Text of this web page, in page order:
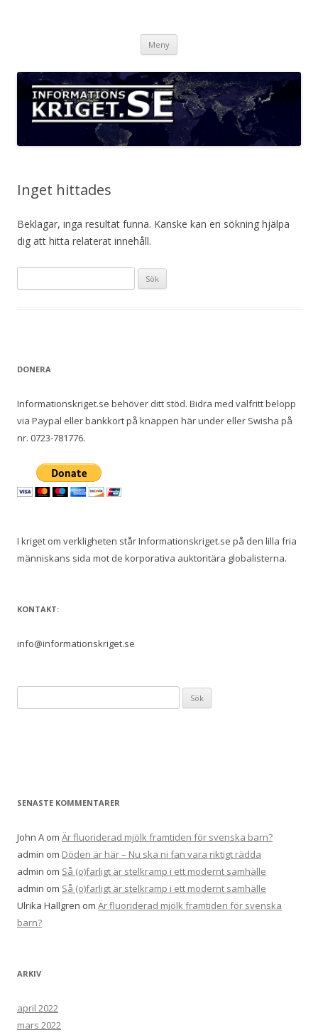
Meny
Inget hittades
Beklagar, inga resultat funna. Kanske kan en sökning hjälpa
dig att hitta relaterat innehåll.
ö
DONERA
Informationskriget.se behöver ditt stöd. Bidra med valfritt belopp
via Paypal eller bankkort på knappen här under eller Swisha på
nr. 0723-781776.
I kriget om verkligheten står Informationskriget.se på den lilla fria
människans sida mot de korporativa auktoritära globalisterna.
KONTAKT:
info@informationskriget.se
ö
e
:
SENASTE KOMMENTARER
John A om Är fluoriderad mjölk framtiden för svenska barn?
admin om Döden är här – Nu ska ni fan vara riktigt rädda
admin om Så (o)farligt är stelkramp i ett modernt samhälle
admin om Så (o)farligt är stelkramp i ett modernt samhälle
Ulrika Hallgren om Är fluoriderad mjölk framtiden för svenska
barn?
ARKIV
april 2022
mars 2022